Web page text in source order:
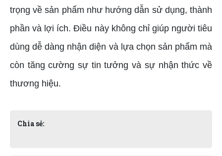
trọng về sản phẩm như hướng dẫn sử dụng, thành
phần và lợi ích. Điều này không chỉ giúp người tiêu
dùng dễ dàng nhận diện và lựa chọn sản phẩm mà
còn tăng cường sự tin tưởng và sự nhận thức về
thương hiệu.
Chia sẻ: